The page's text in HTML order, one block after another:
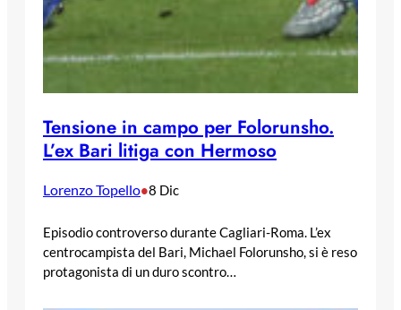
Tensione in campo per Folorunsho.
L’ex Bari litiga con Hermoso
Lorenzo Topello•8 Dic
Episodio controverso durante Cagliari-Roma. L’ex
centrocampista del Bari, Michael Folorunsho, si è reso
protagonista di un duro scontro…